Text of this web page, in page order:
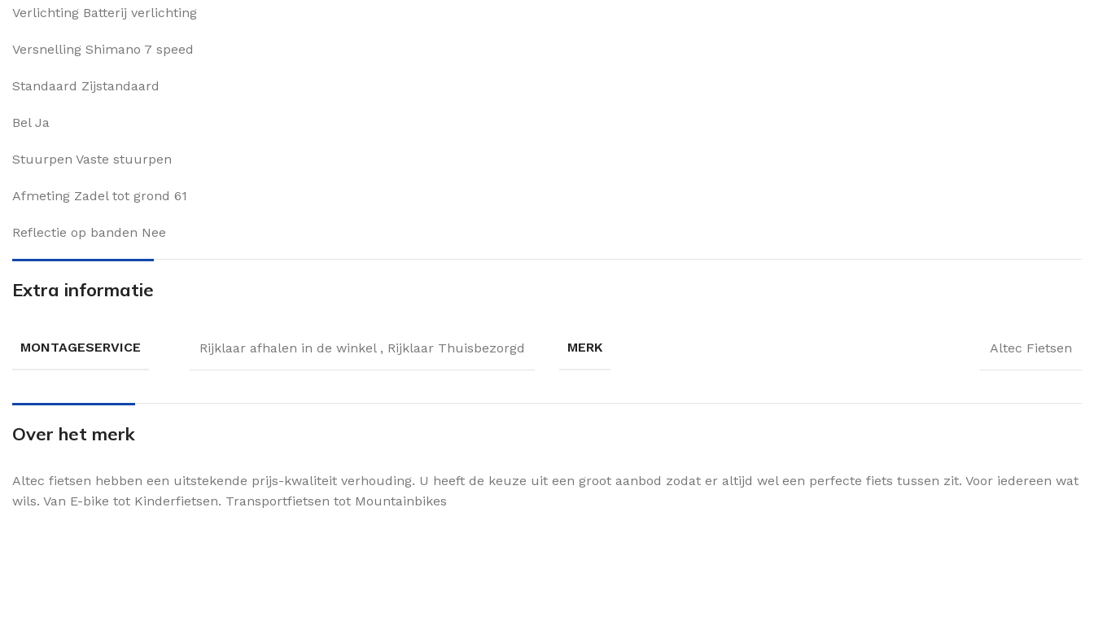
Verlichting Batterij verlichting
Versnelling Shimano 7 speed
Standaard Zijstandaard
Bel Ja
Stuurpen Vaste stuurpen
Afmeting Zadel tot grond 61
Reflectie op banden Nee
Extra informatie
MONTAGESERVICE Rijklaar afhalen in de winkel , Rijklaar Thuisbezorgd MERK Altec Fietsen
Over het merk
Altec fietsen hebben een uitstekende prijs-kwaliteit verhouding. U heeft de keuze uit een groot aanbod zodat er altijd wel een perfecte fiets tussen zit. Voor iedereen wat
wils. Van E-bike tot Kinderfietsen. Transportfietsen tot Mountainbikes